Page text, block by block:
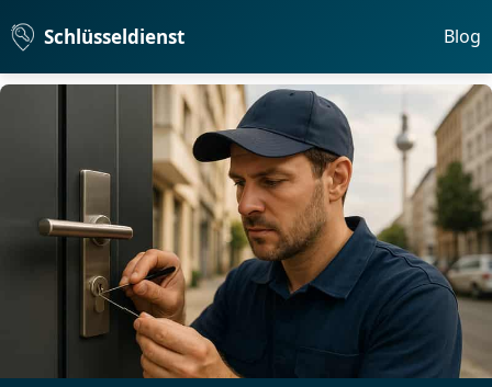
Schlüsseldienst Blog